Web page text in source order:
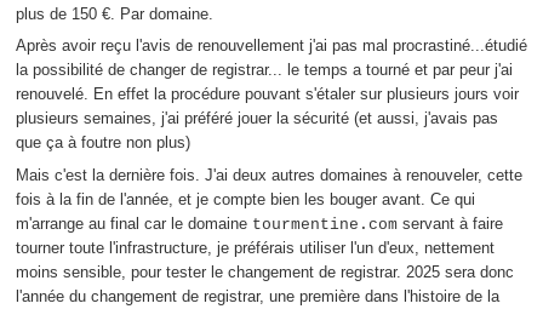
plus de 150 €. Par domaine.
Après avoir reçu l'avis de renouvellement j'ai pas mal procrastiné...étudié
la possibilité de changer de registrar... le temps a tourné et par peur j'ai
renouvelé. En effet la procédure pouvant s'étaler sur plusieurs jours voir
plusieurs semaines, j'ai préféré jouer la sécurité (et aussi, j'avais pas
que ça à foutre non plus)
Mais c'est la dernière fois. J'ai deux autres domaines à renouveler, cette
fois à la fin de l'année, et je compte bien les bouger avant. Ce qui
m'arrange au final car le domaine tourmentine.comservant à faire
tourner toute l'infrastructure, je préférais utiliser l'un d'eux, nettement
moins sensible, pour tester le changement de registrar. 2025 sera donc
l'année du changement de registrar, une première dans l'histoire de la